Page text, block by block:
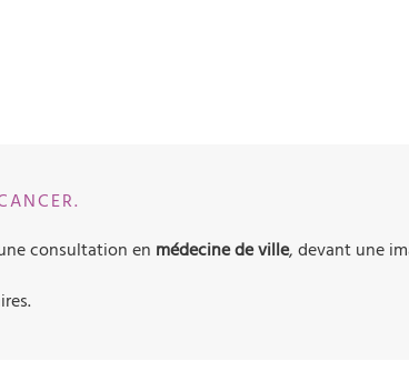
consultation en médecine de ville, devant une